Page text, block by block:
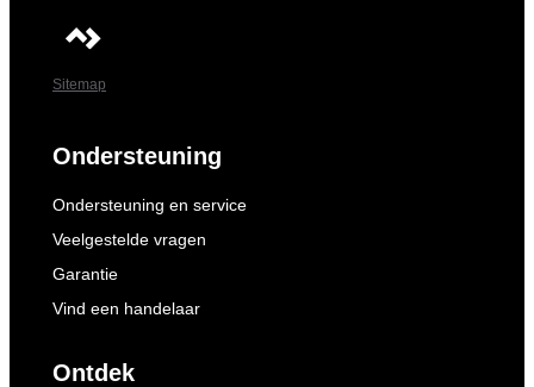
Sitemap
Ondersteuning
Ondersteuning en service
Veelgestelde vragen
Garantie
Vind een handelaar
Ontdek